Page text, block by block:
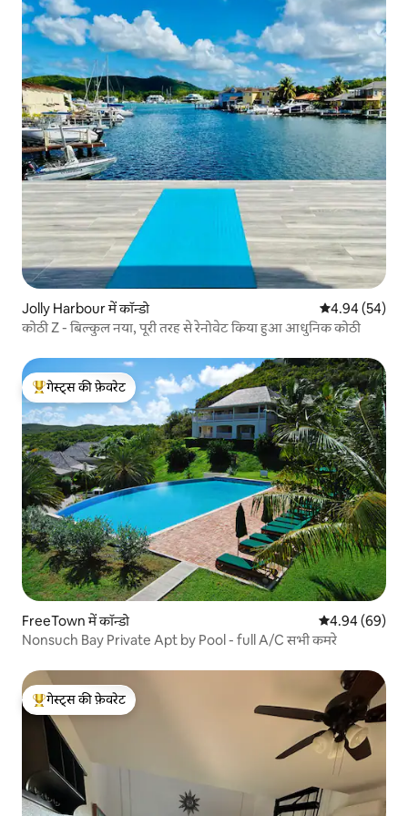
Jolly Harbour में कॉन्डो औसत रेटिंग 5 में
4.94 (54)
कोठी Z - बिल्कुल नया, पूरी तरह से रेनोवेट किया हुआ आधुनिक कोठी
गेस्ट्स का टॉप फ़ेवरेट
गेस्ट्स की फ़ेवरेट
FreeTown में कॉन्डो औसत रेटिंग 5 में
4.94 (69)
Nonsuch Bay Private Apt by Pool - full A/C सभी कमरे
गेस्ट्स का टॉप फ़ेवरेट
गेस्ट्स की फ़ेवरेट